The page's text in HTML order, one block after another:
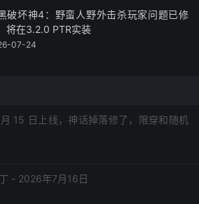
破坏神4：野蛮人野外击杀玩家问题已修
将在3.2.0 PTR实装
07-24
15 日上线，神话掉落修了，限穿和随机
- 2026年7月16日